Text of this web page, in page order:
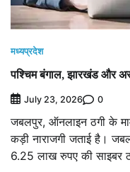
मध्यप्रदेश
पश्चिम बंगाल, झारखंड और
July 23, 2026 0
जबलपुर, ऑनलाइन ठगी के
कड़ी नाराजगी जताई है।
6.25 लाख रुपए की साइबर